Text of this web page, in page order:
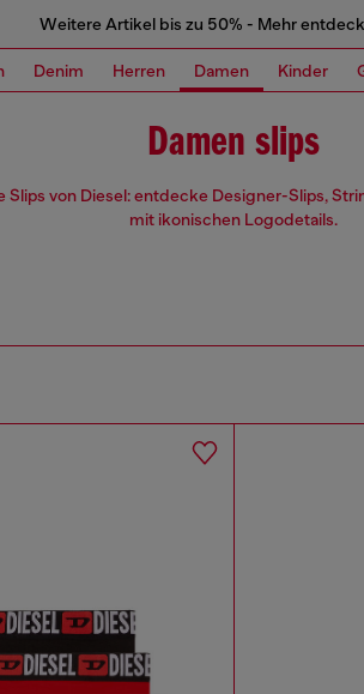
Weitere Artikel bis zu 50% - Mehr
Denim Herren Damen Kinder
Damen slips
Slips von Diesel: entdecke Designer-Slips,
mit ikonischen Logodetails.